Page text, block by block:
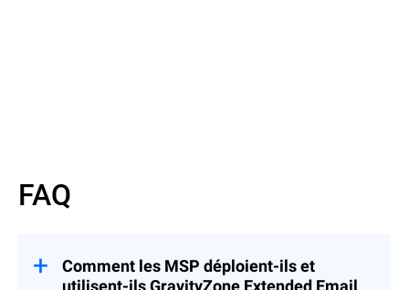
FAQ
Comment les MSP déploient-ils et